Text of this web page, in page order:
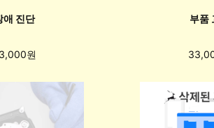
애 진단
원
부품